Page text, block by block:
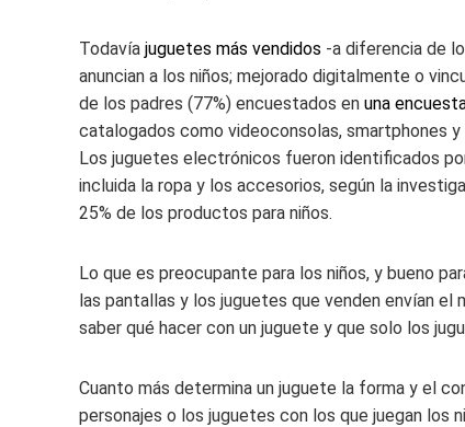
Todavía juguetes más vendidos -a diferencia de
anuncian a los niños; mejorado digitalmente o
de los padres (77%) encuestados en una
catalogados como videoconsolas, smartphones
Los juguetes electrónicos fueron identificados
incluida la ropa y los accesorios, según la
25% de los productos para niños.
Lo que es preocupante para los niños, y bueno
las pantallas y los juguetes que venden envían el
saber qué hacer con un juguete y que solo los
Cuanto más determina un juguete la forma y el
personajes o los juguetes con los que juegan los